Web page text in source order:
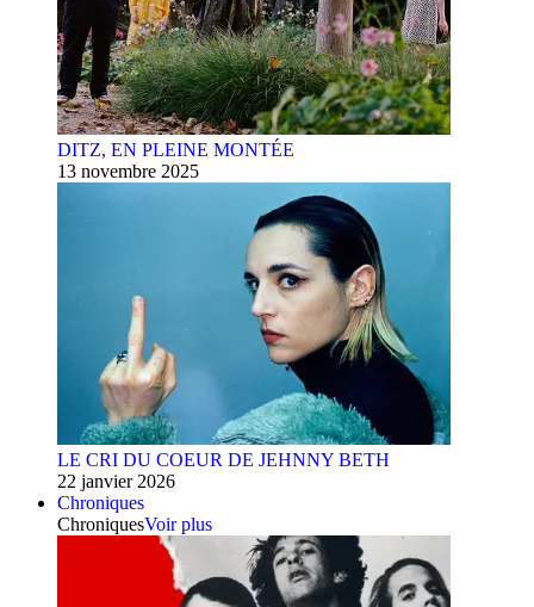
DITZ, EN PLEINE MONTÉE
13 novembre 2025
LE CRI DU COEUR DE JEHNNY BETH
22 janvier 2026
Chroniques
ChroniquesVoir plus